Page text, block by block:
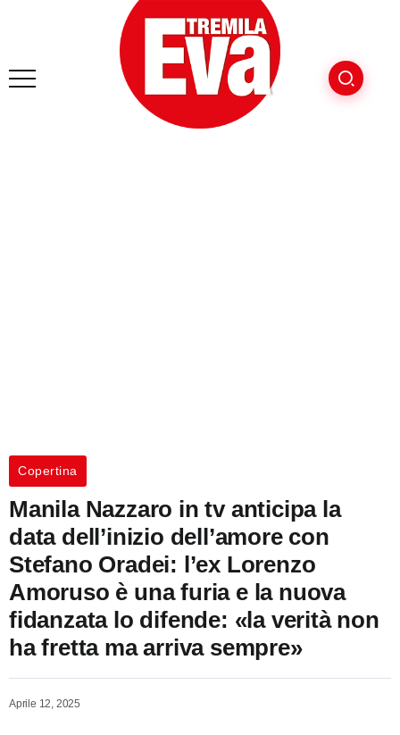
Copertina
Manila Nazzaro in tv anticipa la
data dell’inizio dell’amore con
Stefano Oradei: l’ex Lorenzo
Amoruso è una furia e la nuova
fidanzata lo difende: «la verità non
ha fretta ma arriva sempre»
Aprile 12, 2025